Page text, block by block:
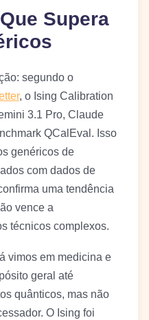
Supera
segundo o
, o Ising Calibration
3.1 Pro, Claude
QCalEval. Isso
genéricos de
com dados de
uma tendência
vence a
técnicos complexos.
vimos em medicina e
geral até
quânticos, mas não
O Ising foi